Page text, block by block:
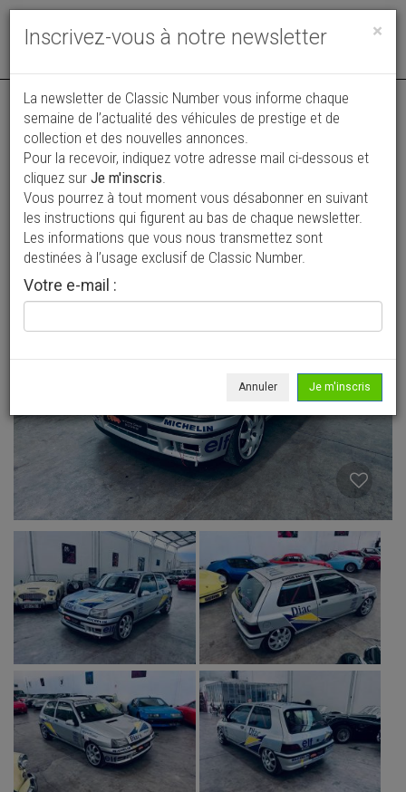
Toggle
Annonce actualisée le 31/07/2026 ( il y a 10 jours )
Renault Clio 16s GrA 2.0 Williams
1 €
1992 Coupé 3 000 km
×
Inscrivez-vous à notre newsletter
La newsletter de Classic Number vous informe chaque
semaine de l’actualité des véhicules de prestige et de
collection et des nouvelles annonces.
Pour la recevoir, indiquez votre adresse mail ci-dessous et
cliquez sur Je m'inscris.
Vous pourrez à tout moment vous désabonner en suivant
les instructions qui figurent au bas de chaque newsletter.
Les informations que vous nous transmettez sont
destinées à l’usage exclusif de Classic Number.
Votre e-mail :
Annuler Je m'inscris